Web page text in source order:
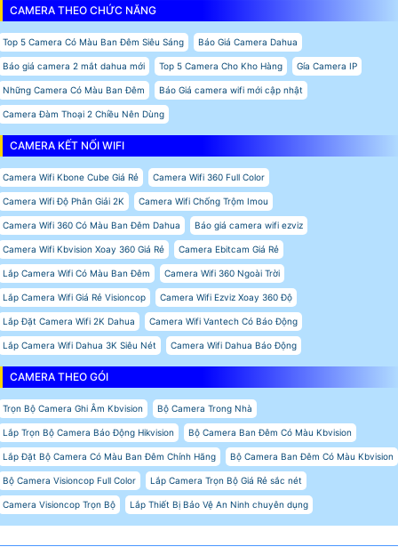
CAMERA THEO CHỨC NĂNG
Top 5 Camera Có Màu Ban Đêm Siêu Sáng Báo Giá Camera Dahua
Báo giá camera 2 mắt dahua mới Top 5 Camera Cho Kho Hàng Gía Camera IP
Những Camera Có Màu Ban Đêm Báo Giá camera wifi mới cập nhật
Camera Đàm Thoại 2 Chiều Nên Dùng
CAMERA KẾT NỐI WIFI
Camera Wifi Kbone Cube Giá Rẻ Camera Wifi 360 Full Color
Camera Wifi Độ Phân Giải 2K Camera Wifi Chống Trộm Imou
Camera Wifi 360 Có Màu Ban Đêm Dahua Báo giá camera wifi ezviz
Camera Wifi Kbvision Xoay 360 Giá Rẻ Camera Ebitcam Giá Rẻ
Lắp Camera Wifi Có Màu Ban Đêm Camera Wifi 360 Ngoài Trời
Lắp Camera Wifi Giá Rẻ Visioncop Camera Wifi Ezviz Xoay 360 Độ
Lắp Đặt Camera Wifi 2K Dahua Camera Wifi Vantech Có Báo Động
Lắp Camera Wifi Dahua 3K Siêu Nét Camera Wifi Dahua Báo Động
CAMERA THEO GÓI
Trọn Bộ Camera Ghi Âm Kbvision Bộ Camera Trong Nhà
Lắp Trọn Bộ Camera Báo Động Hikvision Bộ Camera Ban Đêm Có Màu Kbvision
Lắp Đặt Bộ Camera Có Màu Ban Đêm Chính Hãng Bộ Camera Ban Đêm Có Màu Kbvision
Bộ Camera Visioncop Full Color Lắp Camera Trọn Bộ Giá Rẻ sắc nét
Camera Visioncop Trọn Bộ Lắp Thiết Bị Bảo Vệ An Ninh chuyên dụng